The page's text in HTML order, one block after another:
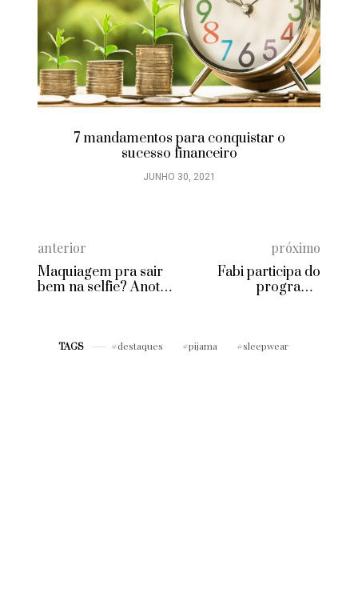
7 mandamentos para conquistar o
sucesso financeiro
JUNHO 30, 2021
anterior
Maquiagem pra sair
bem na selfie? Anote
próximo
Fabi participa do
programa
TAGS destaques pijama sleepwear